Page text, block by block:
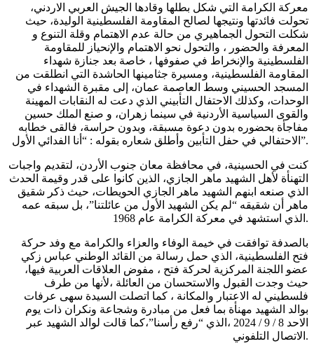
معركة الكرامة التي شكل بطلها وقادها الجيش العربي الاردني،
تحولت فائدتها ونتيجها لصالح المقاومة الفلسطينية الوليدة، حيث
شكلت التحول الجماهيري من حالة عدم الاهتمام وقلة التنوع و
المعرفة والحضور ، والتحول نحو الاهتمام والإنحياز للمقاومة
الفلسطينية والإنخراط في صفوفها ، خاصة بعد جنازة شهداء
المقاومة الفلسطينية، ومسيرة جثامينها الحاشدة التي انطلقت من
المسجد الحسيني وسط العاصمة عمان، إلى مقبرة الشهداء في
الوحدات، وكذلك الاحتفال التأبيني الذي دعت له النقابات المهينة
والقوى السياسية الأردنية في سینما زهران، و صنع الملك حسين
مفاجأة بحضوره بدون دعوة مسبقة، وبدون حراسة، فالقى خطابه
الاحتفالي في حفل التأبين وأطلق شعاره بقوله : “أنا الفدائي الأول”.
كنت في الحسينية، في محافظة معان جنوب الأردن، لتقديم واجبات
التهنأة لأهل الشهيد ماهر الجازي، الذين كانوا على قدر وقيمة الحدث
الذي صنعه ابنهم الشهيد ماهر الجازي الحويطات، حيث ذكر شقيق
ماهر أن شقيقه “لم يكن الشهيد الأول من عائلتنا”، بل سبقه عمه
الذي استشهد في معركة الكرامة عام 1968.
بالصدفة توافقت في خيمة الوفاء والعزاء والكرامة مع وفد حركة
فتح الفلسطينية، الذي حمل رسالة من القائد الوطني عباس زكي
عضو اللجنة المركزية لحركة فتح ، مفوض العلاقات العربية فيها،
حيث وجدت القبول والاستحسان من العائلة ،لأنها من طرف
فلسطيني له الاعتبار والمكانة ، كما اتصلت السيدة سهى عرفات
بوالد الشهيد مهنأة بما فعل من مبادرة وشجاعة ونكران ذات يوم
الاحد 8 / 9 / 2024 ،الذي “رفع رأسنا”،كما قالت لوالد الشهيد عبر
الاتصال التلفوني.